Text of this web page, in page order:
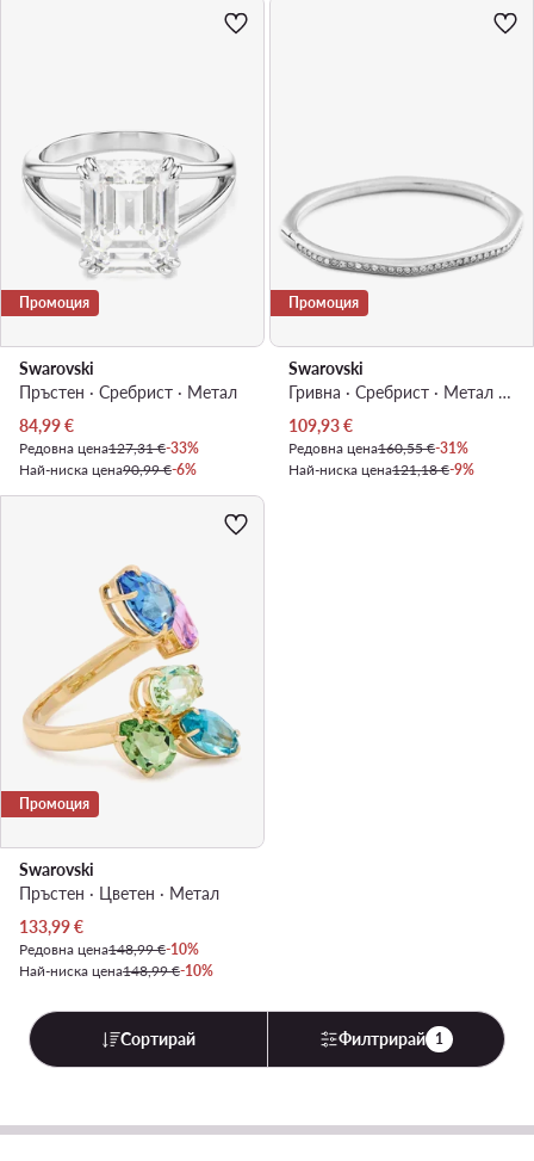
Промоция
Swarovski
Пръстен · Сребрист · Mетал
Актуална цена
84,99€
Редовна цена127,31 €-33%
Най-ниска цена90,99 €-6%
Промоция
Swarovski
Гривна · Сребрист · Метал с родиево покритие
Актуална цена
109,93€
Редовна цена160,55 €-31%
Най-ниска цена121,18 €-9%
Промоция
Swarovski
Пръстен · Цветен · Mетал
Актуална цена
133,99€
Редовна цена148,99 €-10%
Най-ниска цена148,99 €-10%
Сортирай Филтрирай 1